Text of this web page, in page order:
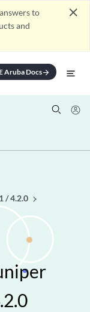
to
and
close
Aruba Docsarrow_forward
/ 4.2.0